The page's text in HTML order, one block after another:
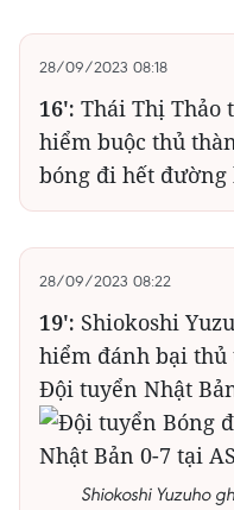
28/09/2023 08:18
16': Thái Thị Thảo
hiểm buộc thủ
bóng đi hết đường
28/09/2023 08:22
19': Shiokoshi
hiểm đánh bại
Đội tuyển Nhật
Shiokoshi Yuzuho